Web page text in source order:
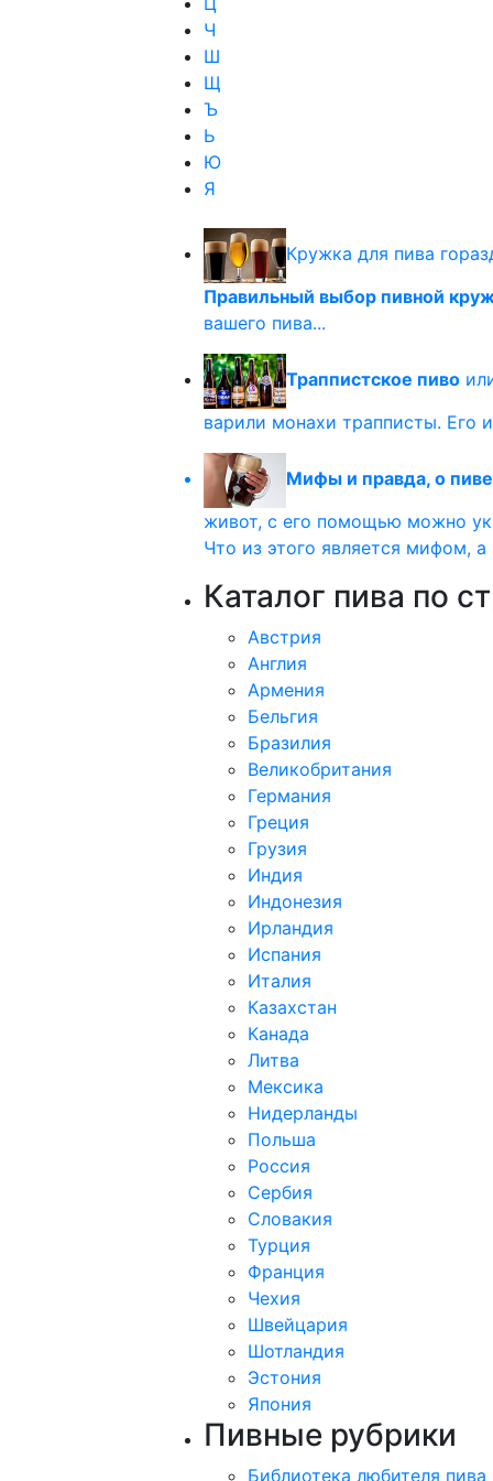
Ч
Ш
Щ
Ъ
Ь
Ю
Я
Кружка для пива
Правильный выбор пивной
вашего пива...
Траппистское пиво
варили монахи трапписты. Его
Мифы и правда, о
живот, с его помощью можно
Что из этого является мифом, а
Каталог пива по
Австрия
Англия
Армения
Бельгия
Бразилия
Великобритания
Германия
Греция
Грузия
Индия
Индонезия
Ирландия
Испания
Италия
Казахстан
Канада
Литва
Мексика
Нидерланды
Польша
Россия
Сербия
Словакия
Турция
Франция
Чехия
Швейцария
Шотландия
Эстония
Япония
Пивные рубрики
Библиотека любителя пива